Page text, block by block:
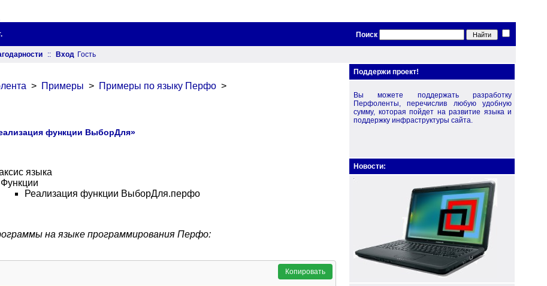
Поиск
:: Вход Гость
> Примеры > Примеры по языку Перфо >
функции ВыборДля»
языка
Функции
Реализация функции ВыборДля.перфо
на языке программирования Перфо:
Копировать
Поддержи проект!
Вы можете поддержать разработку
Перфоленты, перечислив любую удобную
сумму, которая пойдет на развитие языка и
поддержку инфраструктуры сайта.
Новости: